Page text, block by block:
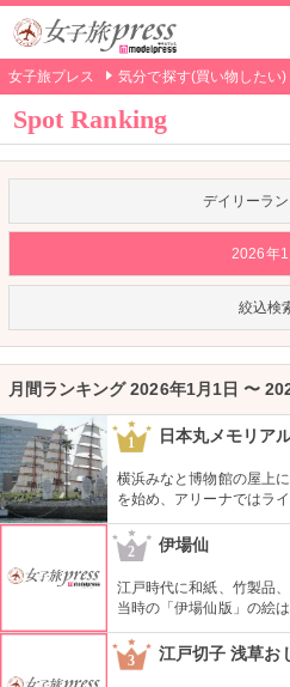
女子旅プレス 気分で探す(買い物したい)
Spot Ranking
デイリーラ
2026年1
絞込検
月間ランキング 2026年1月1日 〜
1 日本丸メモリア
横浜みなと博物館の屋上
を始め、アリーナではラ
ともとは船の修繕用に建
財に指定されています。
2 伊場仙
江戸時代に和紙、竹製品
当時の「伊場仙版」の絵
術館でも見ることができ
などを取り扱っている。
3 江戸切子 浅草お